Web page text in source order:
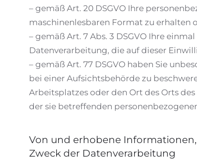
– gemäß Art. 20 DSGVO Ihre
maschinenlesbaren Format zu erhalten
– gemäß Art. 7 Abs. 3 DSGVO Ihre
Datenverarbeitung, die auf dieser
– gemäß Art. 77 DSGVO haben Sie
bei einer Aufsichtsbehörde zu
Arbeitsplatzes oder den Ort des Orts
der sie betreffenden
Von und erhobene Informationen,
Zweck der Datenverarbeitung